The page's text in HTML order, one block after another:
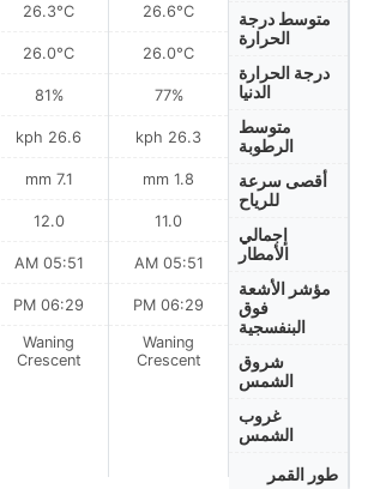
متوسط درجة
الحرارة
درجة الحرارة
الدنيا
متوسط
الرطوبة
أقصى سرعة
للرياح
إجمالي
الأمطار
مؤشر الأشعة
فوق
البنفسجية
شروق
الشمس
غروب
الشمس
طور القمر
26.6°C
26.0°C
77%
26.3 kph
1.8 mm
11.0
05:51 AM
06:29 PM
Waning
Crescent
26.3°C
26.0°C
81%
26.6 kph
7.1 mm
12.0
05:51 AM
06:29 PM
Waning
Crescent